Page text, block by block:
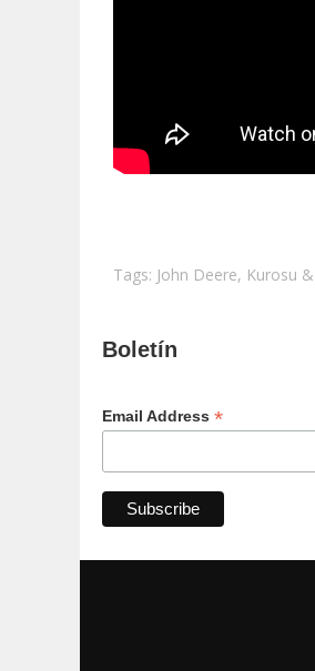
Tags: John Deere, Kurosu
Boletín
Email Address *